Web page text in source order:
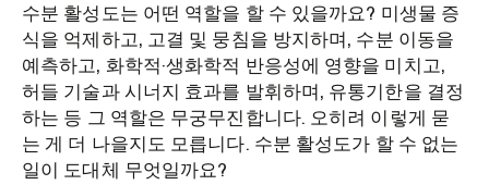
수분 활성도는 어떤 역할을 할 수 있을까요? 미생물 증
식을 억제하고, 고결 및 뭉침을 방지하며, 수분 이동을
예측하고, 화학적·생화학적 반응성에 영향을 미치고,
허들 기술과 시너지 효과를 발휘하며, 유통기한을 결정
하는 등 그 역할은 무궁무진합니다. 오히려 이렇게 묻
는 게 더 나을지도 모릅니다. 수분 활성도가 할 수 없는
일이 도대체 무엇일까요?